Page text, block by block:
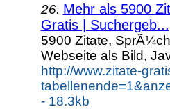
26. Mehr als 5900
Gratis | Suchergeb...
5900 Zitate,
Webseite als Bild,
http://www.zitate-
- 18.3kb